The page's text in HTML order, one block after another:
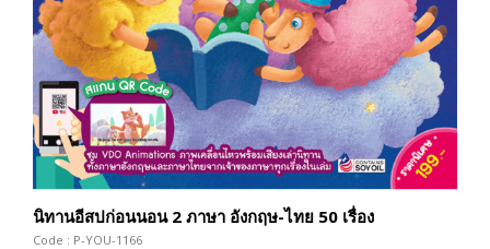
นิทานอีสปก่อนนอน 2 ภาษา อังกฤษ-ไทย 50 เรื่อง
Code : P-YOU-1166